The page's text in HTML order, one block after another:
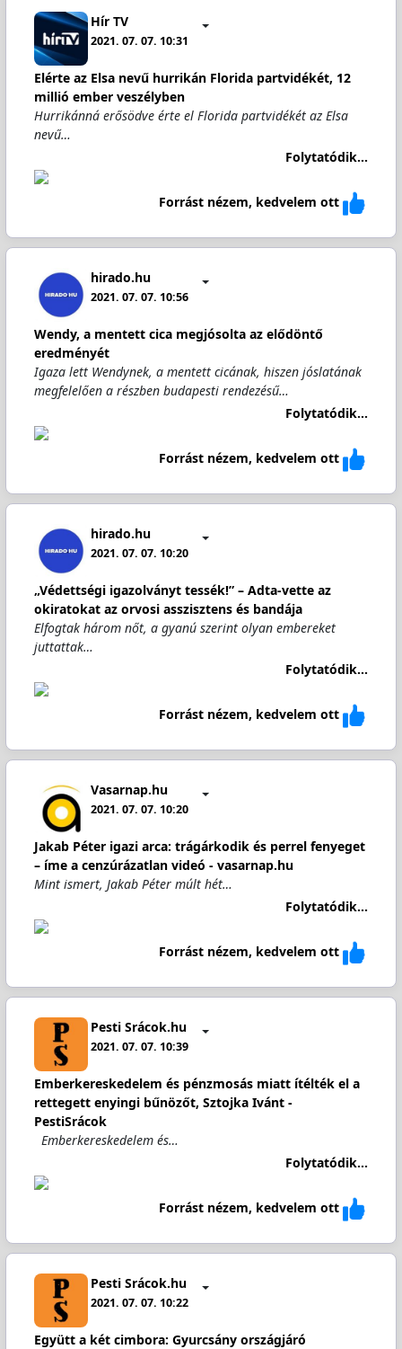
Hír TV
2021. 07. 07. 10:31
Elérte az Elsa nevű hurrikán Florida partvidékét, 12
millió ember veszélyben
Hurrikánná erősödve érte el Florida partvidékét az Elsa
nevű…
Folytatódik...
Forrást nézem, kedvelem ott
hirado.hu
2021. 07. 07. 10:56
Wendy, a mentett cica megjósolta az elődöntő
eredményét
Igaza lett Wendynek, a mentett cicának, hiszen jóslatának
megfelelően a részben budapesti rendezésű…
Folytatódik...
Forrást nézem, kedvelem ott
hirado.hu
2021. 07. 07. 10:20
„Védettségi igazolványt tessék!” – Adta-vette az
okiratokat az orvosi asszisztens és bandája
Elfogtak három nőt, a gyanú szerint olyan embereket
juttattak…
Folytatódik...
Forrást nézem, kedvelem ott
Vasarnap.hu
2021. 07. 07. 10:20
Jakab Péter igazi arca: trágárkodik és perrel fenyeget
– íme a cenzúrázatlan videó - vasarnap.hu
Mint ismert, Jakab Péter múlt hét…
Folytatódik...
Forrást nézem, kedvelem ott
Pesti Srácok.hu
2021. 07. 07. 10:39
Emberkereskedelem és pénzmosás miatt ítélték el a
rettegett enyingi bűnözőt, Sztojka Ivánt -
PestiSrácok
Emberkereskedelem és…
Folytatódik...
Forrást nézem, kedvelem ott
Pesti Srácok.hu
2021. 07. 07. 10:22
Együtt a két cimbora: Gyurcsány országjáró